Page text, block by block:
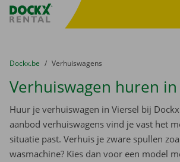
Fratello DEMO
U bevindt zich hier:
van
Dockx.be naar
Verhuiswagens
Verhuiswagen huren in
Huur je verhuiswagen in Viersel bij
aanbod verhuiswagens vind je vast het
situatie past. Verhuis je zware spullen
wasmachine? Kies dan voor een model